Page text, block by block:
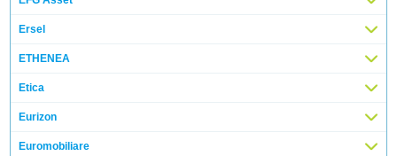
Ersel
ETHENEA
Etica
Eurizon
Euromobiliare